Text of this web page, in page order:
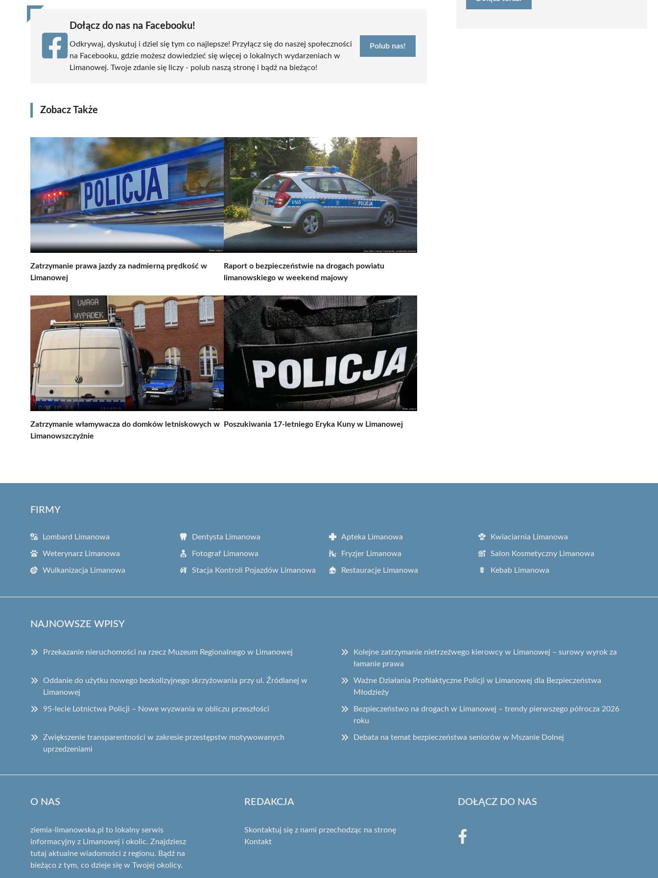
Dołącz do nas na Facebooku!
Odkrywaj, dyskutuj i dziel się tym co najlepsze! Przyłącz się do naszej społeczności
na Facebooku, gdzie możesz dowiedzieć się więcej o lokalnych wydarzeniach w
Limanowej. Twoje zdanie się liczy - polub naszą stronę i bądź na bieżąco!
Polub nas!
Zobacz Także
Zatrzymanie prawa jazdy za nadmierną prędkość w
Limanowej
Raport o bezpieczeństwie na drogach powiatu
limanowskiego w weekend majowy
Zatrzymanie włamywacza do domków letniskowych w
Limanowszczyźnie
Poszukiwania 17-letniego Eryka Kuny w Limanowej
FIRMY
Lombard Limanowa Dentysta Limanowa Apteka Limanowa Kwiaciarnia Limanowa
Weterynarz Limanowa Fotograf Limanowa Fryzjer Limanowa Salon Kosmetyczny Limanowa
Wulkanizacja Limanowa Stacja Kontroli Pojazdów Limanowa Restauracje Limanowa Kebab Limanowa
NAJNOWSZE WPISY
Przekazanie nieruchomości na rzecz Muzeum Regionalnego w Limanowej
Kolejne zatrzymanie nietrzeźwego kierowcy w Limanowej – surowy wyrok za
łamanie prawa
Oddanie do użytku nowego bezkolizyjnego skrzyżowania przy ul. Źródlanej w
Limanowej
Ważne Działania Profilaktyczne Policji w Limanowej dla Bezpieczeństwa
Młodzieży
95-lecie Lotnictwa Policji – Nowe wyzwania w obliczu przeszłości
Bezpieczeństwo na drogach w Limanowej – trendy pierwszego półrocza 2026
roku
Zwiększenie transparentności w zakresie przestępstw motywowanych
uprzedzeniami
Debata na temat bezpieczeństwa seniorów w Mszanie Dolnej
O NAS
ziemia-limanowska.pl to lokalny serwis
informacyjny z Limanowej i okolic. Znajdziesz
tutaj aktualne wiadomości z regionu. Bądź na
bieżąco z tym, co dzieje się w Twojej okolicy.
REDAKCJA
Skontaktuj się z nami przechodząc na stronę
Kontakt
DOŁĄCZ DO NAS